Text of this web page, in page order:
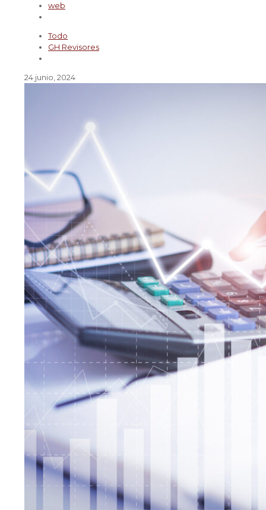
web
Todo
GH Revisores
24 junio, 2024